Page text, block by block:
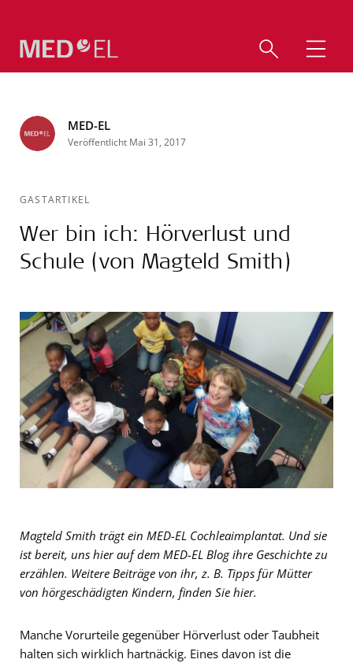
MED-EL
Veröffentlicht Mai 31, 2017
GASTARTIKEL
Wer bin ich: Hörverlust und
Schule (von Magteld Smith)
Magteld Smith trägt ein MED-EL Cochleaimplantat. Und sie
ist bereit, uns hier auf dem MED-EL Blog ihre Geschichte zu
erzählen. Weitere Beiträge von ihr, z. B. Tipps für Mütter
von hörgeschädigten Kindern, finden Sie hier.
Manche Vorurteile gegenüber Hörverlust oder Taubheit
halten sich wirklich hartnäckig. Eines davon ist die